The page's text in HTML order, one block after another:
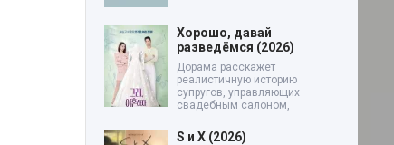
Хорошо, давай
разведёмся (2026)
Дорама расскажет
реалистичную историю
супругов, управляющих
свадебным салоном,
S и X (2026)